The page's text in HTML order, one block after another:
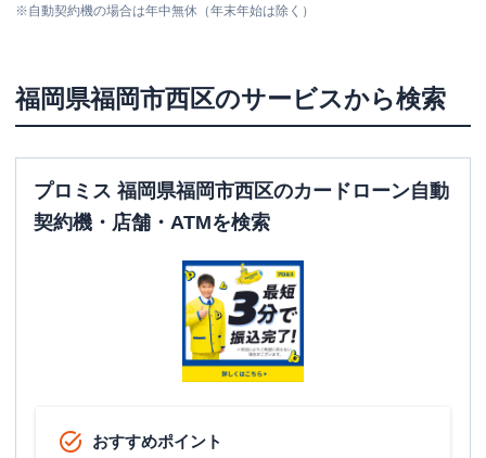
営業時間
土曜：09:00-21:00
09:00-21:00
ATM営業時間
平日：24時間
日祝： 24時間
ATM
〇
福岡県福岡市西区今宿二丁目５番４号
エム・スクエア２Ｆ
※自動契約機の場合は年中無休（年末年始は除く）
福岡県福岡市西区のサービスから検索
プロミス 福岡県福岡市西区のカードローン自動
契約機・店舗・ATMを検索
おすすめポイント